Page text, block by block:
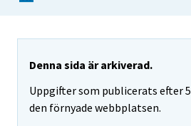
Denna sida är arkiverad.
Uppgifter som publicerats efter
den förnyade webbplatsen.